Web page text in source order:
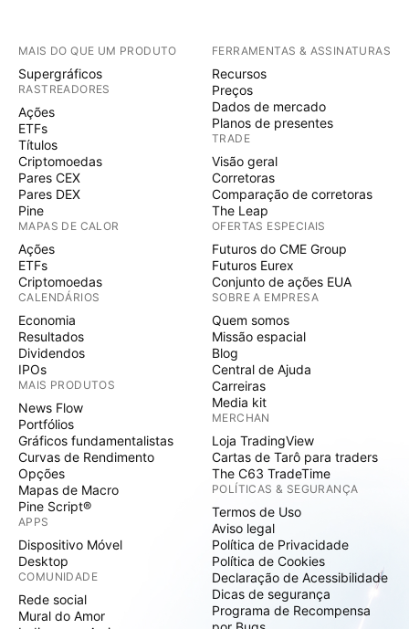
MAIS DO QUE UM PRODUTO
Supergráficos
RASTREADORES
Ações
ETFs
Títulos
Criptomoedas
Pares CEX
Pares DEX
Pine
MAPAS DE CALOR
Ações
ETFs
Criptomoedas
CALENDÁRIOS
Economia
Resultados
Dividendos
IPOs
MAIS PRODUTOS
News Flow
Portfólios
Gráficos fundamentalistas
Curvas de Rendimento
Opções
Mapas de Macro
Pine Script®
APPS
Dispositivo Móvel
Desktop
COMUNIDADE
Rede social
Mural do Amor
FERRAMENTAS & ASSINATURAS
Recursos
Preços
Dados de mercado
Planos de presentes
TRADE
Visão geral
Corretoras
Comparação de corretoras
The Leap
OFERTAS ESPECIAIS
Futuros do CME Group
Futuros Eurex
Conjunto de ações EUA
SOBRE A EMPRESA
Quem somos
Missão espacial
Blog
Central de Ajuda
Carreiras
Media kit
MERCHAN
Loja TradingView
Cartas de Tarô para traders
The C63 TradeTime
POLÍTICAS & SEGURANÇA
Termos de Uso
Aviso legal
Política de Privacidade
Política de Cookies
Declaração de Acessibilidade
Dicas de segurança
Programa de Recompensa